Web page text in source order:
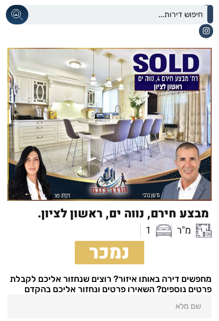
מבצע חירם, נווה ים, ראשון לציון.
מ"ר 1
נמכר
מחפשים דירה באותו איזור? רוצים שנחזור אליכם לקבלת
פרטים נוספים? השאירו פרטים ונחזור אליכם בהקדם